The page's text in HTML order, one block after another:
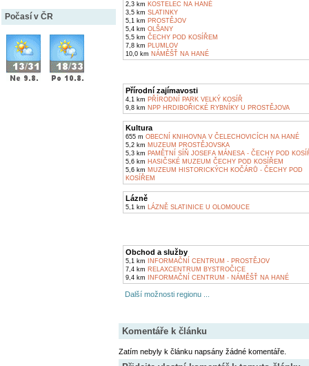
Počasí v ČR
2,3 km KOSTELEC NA HANÉ
3,5 km SLATINKY
5,1 km PROSTĚJOV
5,4 km OLŠANY
5,5 km ČECHY POD KOSÍŘEM
7,8 km PLUMLOV
10,0 km NÁMĚŠŤ NA HANÉ
Přírodní zajímavosti
4,1 km PŘÍRODNÍ PARK VELKÝ KOSÍŘ
9,8 km NPP HRDIBOŘICKÉ RYBNÍKY U PROSTĚJOVA
Kultura
655 m OBECNÍ KNIHOVNA V ČELECHOVICÍCH NA HANÉ
5,2 km MUZEUM PROSTĚJOVSKA
5,3 km PAMĚTNÍ SÍŇ JOSEFA MÁNESA - ČECHY POD
5,6 km HASIČSKÉ MUZEUM ČECHY POD KOSÍŘEM
5,6 km MUZEUM HISTORICKÝCH KOČÁRŮ - ČECHY POD
KOSÍŘEM
Lázně
5,1 km LÁZNĚ SLATINICE U OLOMOUCE
Obchod a služby
5,1 km INFORMAČNÍ CENTRUM - PROSTĚJOV
7,4 km RELAXCENTRUM BYSTROČICE
9,4 km INFORMAČNÍ CENTRUM - NÁMĚŠŤ NA HANÉ
Další možnosti regionu ...
Komentáře k článku
Zatím nebyly k článku napsány žádné komentáře.